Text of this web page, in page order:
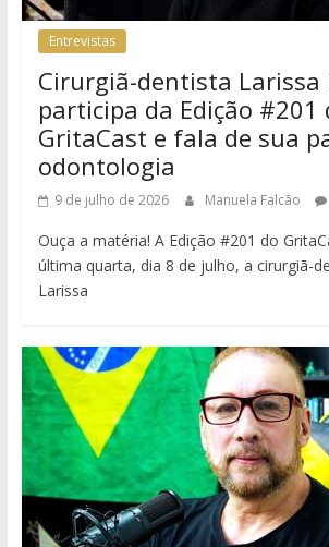
Entrevistas
Cirurgiã-dentista Larissa
participa da Edição #201
GritaCast e fala de sua
odontologia
9 de julho de 2026 Manuela Falcão
Ouça a matéria! A Edição #201 do
última quarta, dia 8 de julho, a cirurgiã-
Larissa